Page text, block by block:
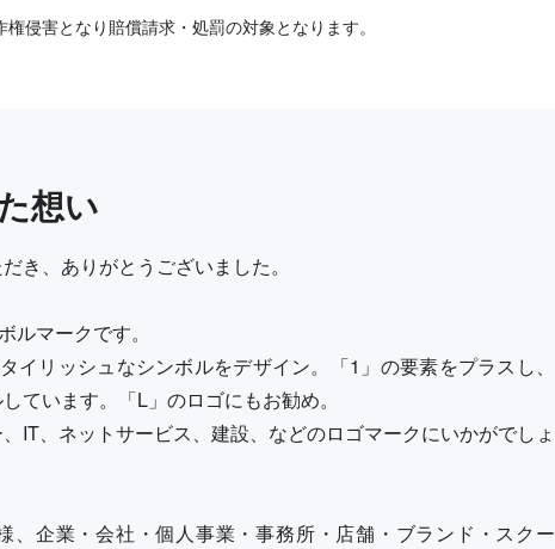
侵害となり賠償請求・処罰の対象となります。
想い
き、ありがとうございました。
ルマークです。
イリッシュなシンボルをデザイン。「1」の要素をプラスし、
ています。「L」のロゴにもお勧め。
IT、ネットサービス、建設、などのロゴマークにいかがでしょ
、企業・会社・個人事業・事務所・店舗・ブランド・スクー